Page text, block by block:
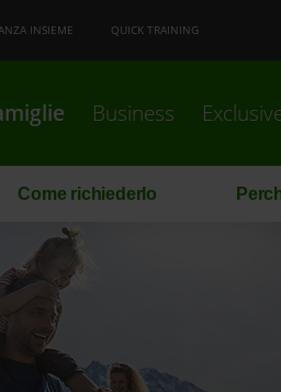
INSIEME QUICK TRAINING
Business
Come richiederlo